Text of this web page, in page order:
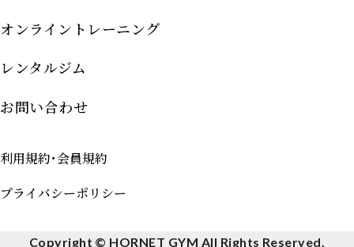
オンライントレーニング
レンタルジム
お問い合わせ
利用規約･会員規約
プライバシーポリシー
Copyright © HORNET GYM All Rights Reserved.